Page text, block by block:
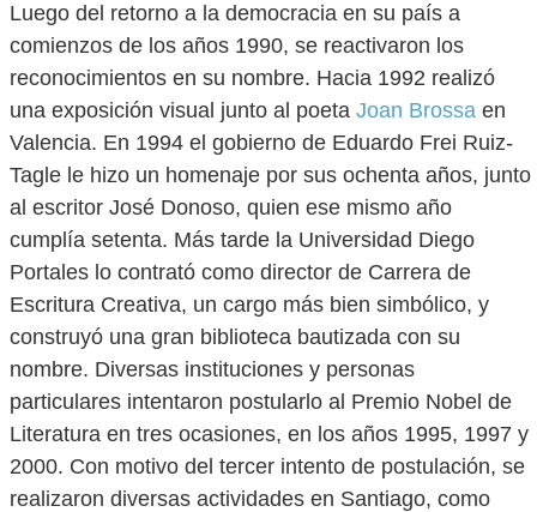
Luego del retorno a la democracia en su país a
comienzos de los años 1990, se reactivaron los
reconocimientos en su nombre. Hacia 1992 realizó
una exposición visual junto al poeta Joan Brossa en
Valencia. En 1994 el gobierno de Eduardo Frei Ruiz-
Tagle le hizo un homenaje por sus ochenta años, junto
al escritor José Donoso, quien ese mismo año
cumplía setenta. Más tarde la Universidad Diego
Portales lo contrató como director de Carrera de
Escritura Creativa, un cargo más bien simbólico, y
construyó una gran biblioteca bautizada con su
nombre. Diversas instituciones y personas
particulares intentaron postularlo al Premio Nobel de
Literatura en tres ocasiones, en los años 1995, 1997 y
2000. Con motivo del tercer intento de postulación, se
realizaron diversas actividades en Santiago, como